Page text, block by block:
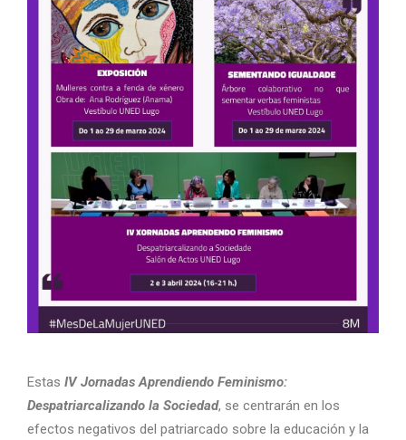
Estas IV Jornadas Aprendiendo Feminismo:
Despatriarcalizando la Sociedad, se centrarán en los
efectos negativos del patriarcado sobre la educación y la